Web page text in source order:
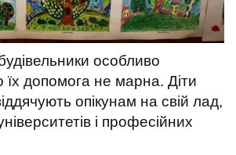
особливо
допомога не марна. Діти
опікунам на свій лад,
і професійних